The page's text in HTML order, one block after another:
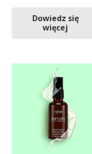
Dowiedz się
więcej